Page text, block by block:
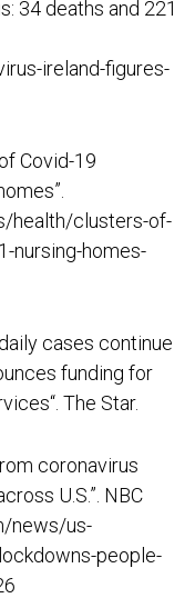
34 deaths and 221
ireland-figures-
Covid-19
health/clusters-of-
nursing-homes-
cases continue
funding for
The Star.
coronavirus
U.S.”. NBC
news/us-
people-